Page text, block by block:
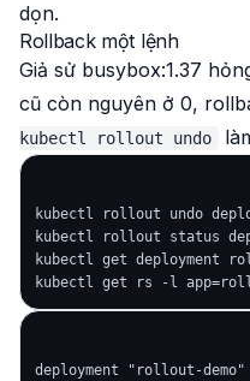
dọn.
Rollback một lệnh
Giả sử busybox:1.37
cũ còn nguyên ở 0,
kubectl rollout undo
kubectl rollout undo
kubectl rollout status
kubectl get deployment
deployment "rollout-